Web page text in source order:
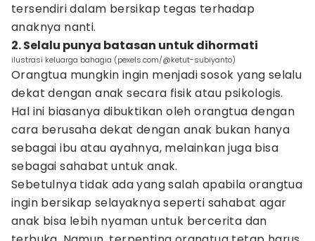
tersendiri dalam bersikap tegas terhadap
anaknya nanti.
2. Selalu punya batasan untuk dihormati
ilustrasi keluarga bahagia (pexels.com/@ketut-subiyanto)
Orangtua mungkin ingin menjadi sosok yang selalu
dekat dengan anak secara fisik atau psikologis.
Hal ini biasanya dibuktikan oleh orangtua dengan
cara berusaha dekat dengan anak bukan hanya
sebagai ibu atau ayahnya, melainkan juga bisa
sebagai sahabat untuk anak.
Sebetulnya tidak ada yang salah apabila orangtua
ingin bersikap selayaknya seperti sahabat agar
anak bisa lebih nyaman untuk bercerita dan